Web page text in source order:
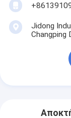
Jidong
Changping